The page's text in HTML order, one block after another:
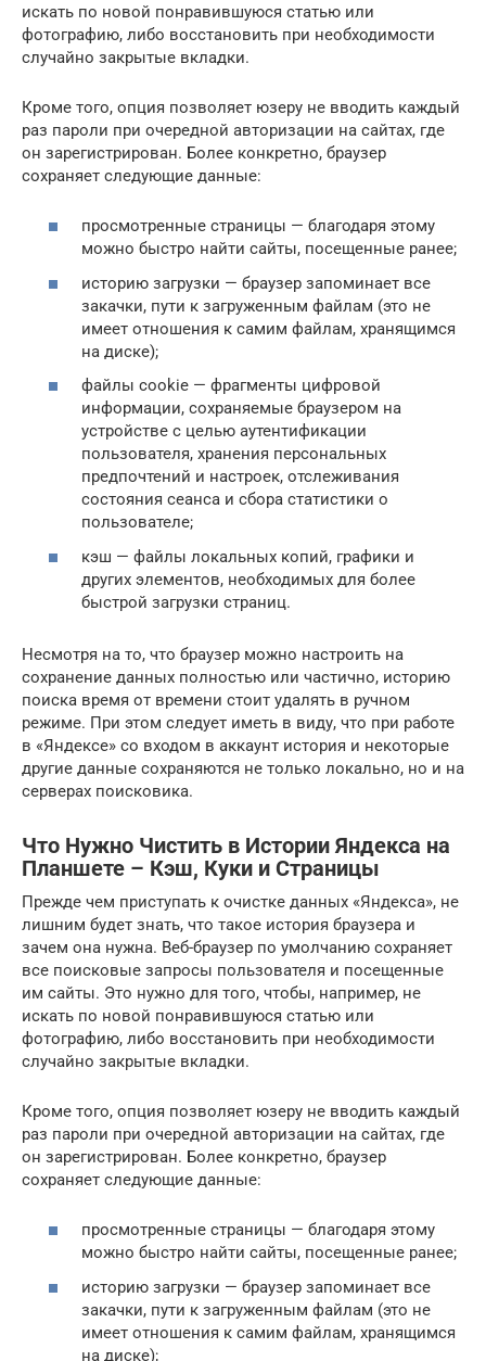
искать по новой понравившуюся статью или
фотографию, либо восстановить при необходимости
случайно закрытые вкладки.
Кроме того, опция позволяет юзеру не вводить каждый
раз пароли при очередной авторизации на сайтах, где
он зарегистрирован. Более конкретно, браузер
сохраняет следующие данные:
просмотренные страницы — благодаря этому
можно быстро найти сайты, посещенные ранее;
историю загрузки — браузер запоминает все
закачки, пути к загруженным файлам (это не
имеет отношения к самим файлам, хранящимся
на диске);
файлы cookie — фрагменты цифровой
информации, сохраняемые браузером на
устройстве с целью аутентификации
пользователя, хранения персональных
предпочтений и настроек, отслеживания
состояния сеанса и сбора статистики о
пользователе;
кэш — файлы локальных копий, графики и
других элементов, необходимых для более
быстрой загрузки страниц.
Несмотря на то, что браузер можно настроить на
сохранение данных полностью или частично, историю
поиска время от времени стоит удалять в ручном
режиме. При этом следует иметь в виду, что при работе
в «Яндексе» со входом в аккаунт история и некоторые
другие данные сохраняются не только локально, но и на
серверах поисковика.
Что Нужно Чистить в Истории Яндекса на
Планшете – Кэш, Куки и Страницы
Прежде чем приступать к очистке данных «Яндекса», не
лишним будет знать, что такое история браузера и
зачем она нужна. Веб-браузер по умолчанию сохраняет
все поисковые запросы пользователя и посещенные
им сайты. Это нужно для того, чтобы, например, не
искать по новой понравившуюся статью или
фотографию, либо восстановить при необходимости
случайно закрытые вкладки.
Кроме того, опция позволяет юзеру не вводить каждый
раз пароли при очередной авторизации на сайтах, где
он зарегистрирован. Более конкретно, браузер
сохраняет следующие данные:
просмотренные страницы — благодаря этому
можно быстро найти сайты, посещенные ранее;
историю загрузки — браузер запоминает все
закачки, пути к загруженным файлам (это не
имеет отношения к самим файлам, хранящимся
на диске);